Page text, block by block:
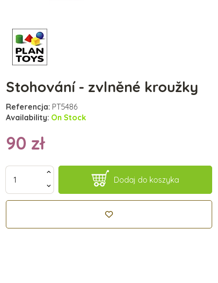
Stohování - zvlněné kroužky
Referencja: PT5486
Availability: On Stock
90 zł
Dodaj do koszyka